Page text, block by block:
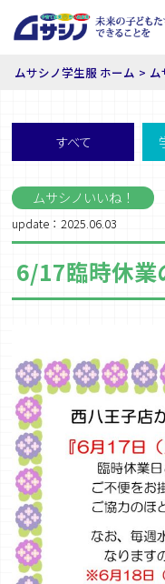
ムサシノ学生服 ホーム ム
すべて
ムサシノいいね！
update：2025.06.03
6/17臨時休業